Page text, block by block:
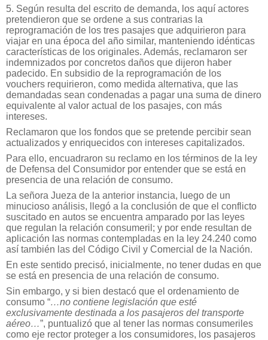
5. Según resulta del escrito de demanda, los aquí actores
pretendieron que se ordene a sus contrarias la
reprogramación de los tres pasajes que adquirieron para
viajar en una época del año similar, manteniendo idénticas
características de los originales. Además, reclamaron ser
indemnizados por concretos daños que dijeron haber
padecido. En subsidio de la reprogramación de los
vouchers requirieron, como medida alternativa, que las
demandadas sean condenadas a pagar una suma de dinero
equivalente al valor actual de los pasajes, con más
intereses.
Reclamaron que los fondos que se pretende percibir sean
actualizados y enriquecidos con intereses capitalizados.
Para ello, encuadraron su reclamo en los términos de la ley
de Defensa del Consumidor por entender que se está en
presencia de una relación de consumo.
La señora Jueza de la anterior instancia, luego de un
minucioso análisis, llegó a la conclusión de que el conflicto
suscitado en autos se encuentra amparado por las leyes
que regulan la relación consumeril; y por ende resultan de
aplicación las normas contempladas en la ley 24.240 como
así también las del Código Civil y Comercial de la Nación.
En este sentido precisó, inicialmente, no tener dudas en que
se está en presencia de una relación de consumo.
Sin embargo, y si bien destacó que el ordenamiento de
consumo “…no contiene legislación que esté
exclusivamente destinada a los pasajeros del transporte
aéreo…”, puntualizó que al tener las normas consumeriles
como eje rector proteger a los consumidores, los pasajeros